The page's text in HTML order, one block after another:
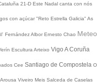
21-D Este Nadal canta con nós
con açúcar "Reto Estrella Galicia" As
Fernández Albor Ernesto Chao Meteo
Escultura Arteixo Vigo A Coruña
Cee Santiago de Compostela O
Viveiro Meis Salceda de Caselas